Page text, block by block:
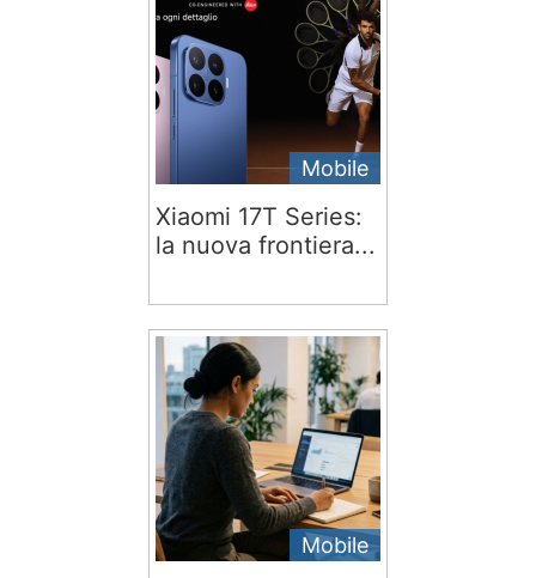
Mobile
Xiaomi 17T Series:
la nuova frontiera...
Mobile